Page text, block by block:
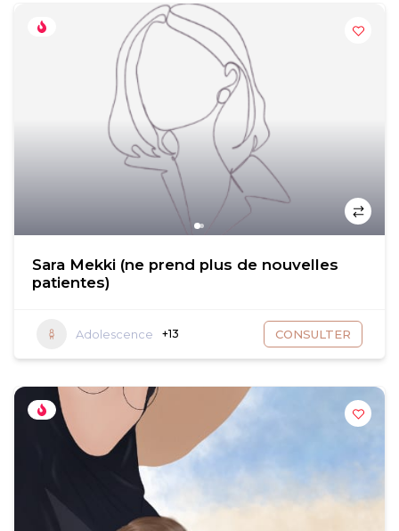
Sara Mekki (ne prend plus de nouvelles
patientes)
Adolescence +13 CONSULTER